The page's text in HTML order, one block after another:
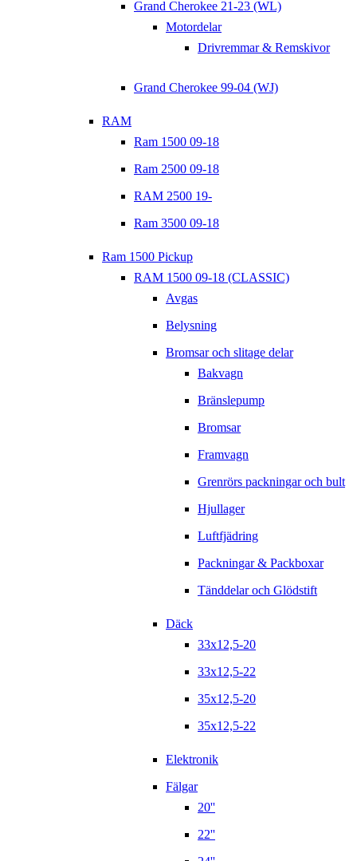
Grand Cherokee 21-23 (WL)
Motordelar
Drivremmar & Remskivor
Grand Cherokee 99-04 (WJ)
RAM
Ram 1500 09-18
Ram 2500 09-18
RAM 2500 19-
Ram 3500 09-18
Ram 1500 Pickup
RAM 1500 09-18 (CLASSIC)
Avgas
Belysning
Bromsar och slitage delar
Bakvagn
Bränslepump
Bromsar
Framvagn
Grenrörs packningar och bult
Hjullager
Luftfjädring
Packningar & Packboxar
Tänddelar och Glödstift
Däck
33x12,5-20
33x12,5-22
35x12,5-20
35x12,5-22
Elektronik
Fälgar
20''
22''